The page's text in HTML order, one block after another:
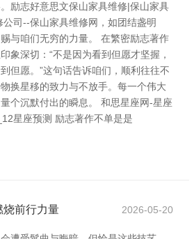
励志好意思文保山家具维修|保山家具
司--保山家具维修网，如团结盏明
与咱们无穷的力量。 在繁密励志著作
象深切：“不是因为看到但愿才坚握，
但愿。”这句话告诉咱们，顺利往往不
换星移的致力与不放手。每一个伟大
个沉默付出的瞬息。 和思星座网-星座
星座预测 励志著作不单是是
烧前行力量 2026-05-20